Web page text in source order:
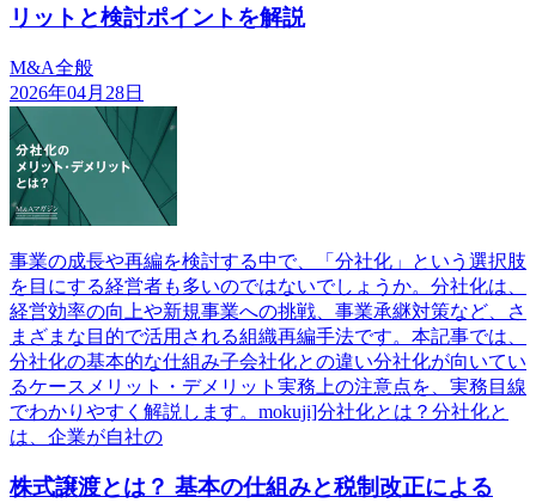
リットと検討ポイントを解説
M&A全般
2026年04月28日
事業の成長や再編を検討する中で、「分社化」という選択肢
を目にする経営者も多いのではないでしょうか。分社化は、
経営効率の向上や新規事業への挑戦、事業承継対策など、さ
まざまな目的で活用される組織再編手法です。本記事では、
分社化の基本的な仕組み子会社化との違い分社化が向いてい
るケースメリット・デメリット実務上の注意点を、実務目線
でわかりやすく解説します。mokuji]分社化とは？分社化と
は、企業が自社の
株式譲渡とは？ 基本の仕組みと税制改正による